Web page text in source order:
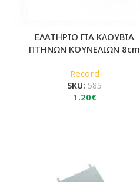
ΕΛΑΤΗΡΙΟ ΓΙΑ ΚΛΟΥΒΙΑ
ΠΤΗΝΩΝ ΚΟΥΝΕΛΙΩΝ 8cm
Record
SKU: 585
1.20€